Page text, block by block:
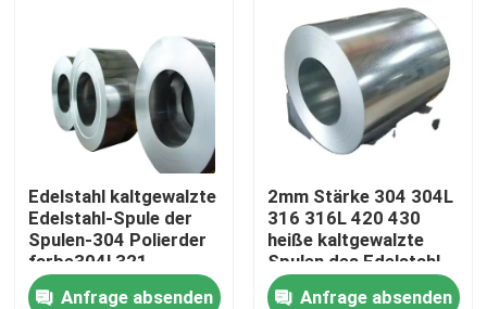
Produkte
Videos
Über uns
Werksbesichtigung
Edelstahl kaltgewalzte
Edelstahl-Spule der
Spulen-304 Polierder
farbe304l 321
Anfrage absenden
2mm Stärke 304 304L
316 316L 420 430
heiße kaltgewalzte
Spulen des Edelstahl-
06cr19ni10
Anfrage absenden